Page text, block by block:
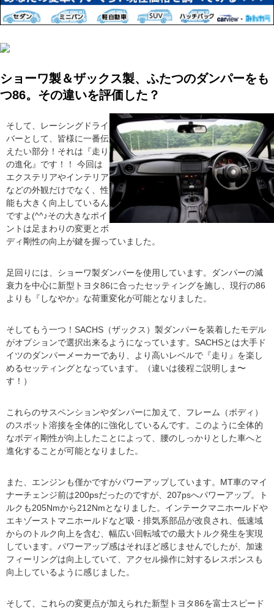
ショーワ製＆ザックス製、ふたつのダンパーをも
つ86。その違いを評価した？
そして、レーシングドライ
バーとして、皆様に一番伝
えたい部分！それは『走り
の進化』です！！ 今回は
エクステリアやインテリア
などの外観だけでなく、性
能も大きく向上しているん
ですよ(^^♪その大きなポイ
ントは足まわりの変更とボ
ディ剛性の向上が鍵を握っていました。
足回りには、ショーワ製ダンパーを使用しています。ダンパーの減
衰力を中心に新型トヨタ86に合ったセッティングを施し、現行の86
よりも『しなやか』な荷重変化が可能となりました。
そしてもう一つ！SACHS（ザックス）製ダンパーを装着したモデル
がオプションで選択出来るようになっています。SACHSとは大手ド
イツのダンパーメーカーであり、より高いレベルで『走り』を楽し
めるセッティングとなっています。（違いは後程ご説明しま〜
す！）
これらのサスペンションやダンパーに加えて、フレーム（ボディ）
のスポット溶接を全体的に強化しているんです。このように全体的
なボディ剛性が向上したことによって、腰のしっかりとした車へと
進化することが可能となりました。
また、エンジンも僅かですがパワーアップしています。MT車のマイ
ナーチェンジ前は200psだったのですが、207psへパワーアップ。ト
ルクも205Nmから212Nmとなりました。インテークマニホールドや
エキゾーストマニホールドなど吸・排気系部品が改良され、低速域
からのトルク向上を含む、幅広い回転域での最大トルク発生を実現
しています。パワーアップ感はそれほど感じませんでしたが、加速
フィーリングは向上していて、アクセル操作に対するレスポンスも
向上しているように感じました。
そして、これらの変更点が加えられた新型トヨタ86を富士スピード